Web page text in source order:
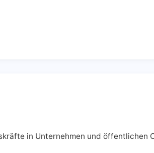
in Unternehmen und öffentlichen